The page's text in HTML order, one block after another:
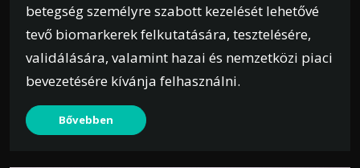
betegség személyre szabott kezelését lehetővé
tevő biomarkerek felkutatására, tesztelésére,
validálására, valamint hazai és nemzetközi piaci
bevezetésére kívánja felhasználni.
Bővebben